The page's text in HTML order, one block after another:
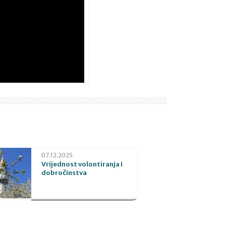
07.12.2025.
Vrijednost volontiranja i
dobročinstva